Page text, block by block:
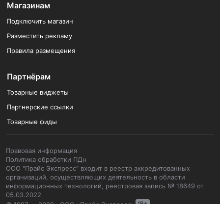
Магазинам
Подключить магазин
Разместить рекламу
Правила размещения
Партнёрам
Товарные виджеты
Партнерские ссылки
Товарные фиды
Правовая информация
Политика обработки ПДн
ООО "Прайс Экспресс" входит в реестр аккредитованных
организаций, осуществляющих деятельность в области
информационных технологий, реестровая запись № 18649 от
05.03.2022